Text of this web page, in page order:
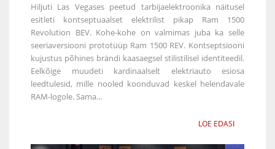
Hiljuti Las Vegases peetud tarbijaelektroonika näitusel
esitleti kontseptuaalset elektrilist pikap Ram 1500
Revolution BEV. Kohe-kohe on valmimas juba ka selle
seeriaversiooni prototüüp Ram 1500 REV. Kontseptsiooni
kujustus põhines brändi kaasaegsel stilistilisel identiteedil.
Eelkõige muudeti kardinaalselt elektriauto esiosa
leedtulesid, mille nooled koonduvad keskel helendavale
RAM-logole. Sama...
LOE EDASI